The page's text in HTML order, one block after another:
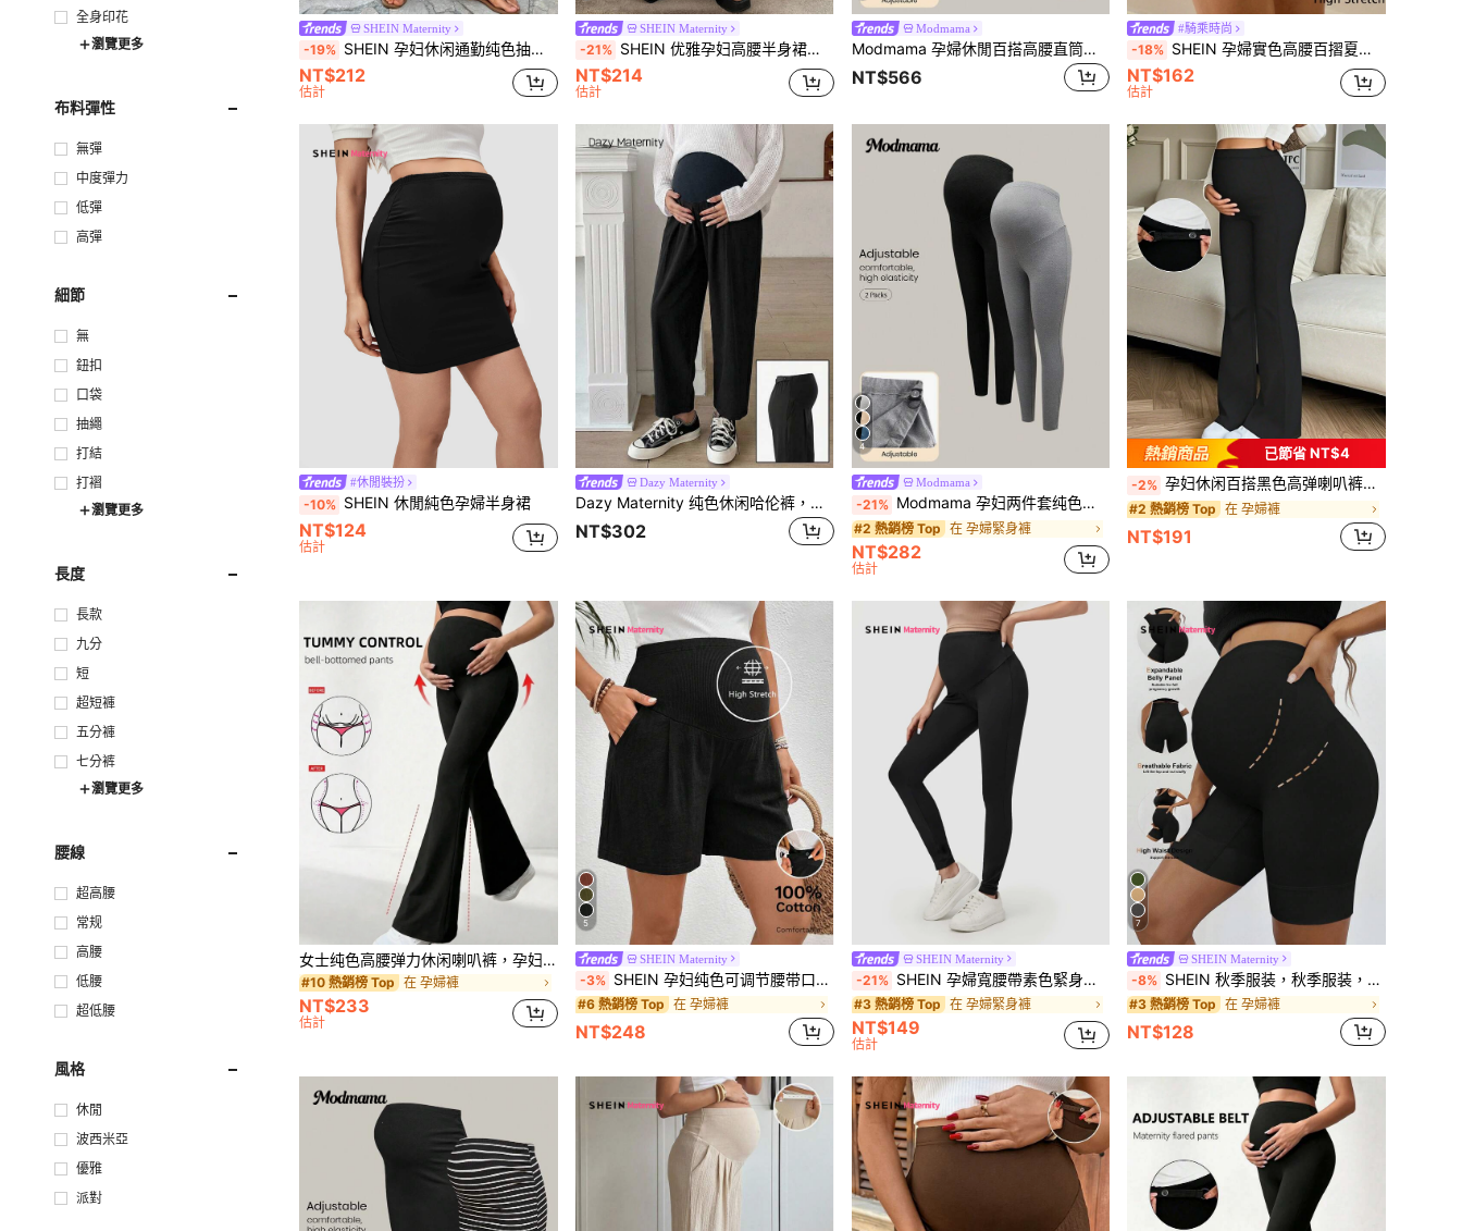
全身印花
瀏覽更多
布料彈性
無彈
中度彈力
低彈
高彈
細節
無
鈕扣
口袋
抽繩
打結
打褶
瀏覽更多
長度
長款
九分
短
超短褲
五分褲
七分裤
瀏覽更多
腰線
超高腰
常规
高腰
低腰
超低腰
風格
休閒
波西米亞
優雅
派對
SHEIN Maternity
-19% SHEIN 孕妇休闲通勤纯色抽绳裤
NT$212
估計
SHEIN Maternity
-21% SHEIN 优雅孕妇高腰半身裙，纯色
NT$214
估計
Modmama
Modmama 孕婦休閒百搭高腰直筒長褲
NT$566
#騎乘時尚
-18% SHEIN 孕婦實色高腰百摺夏季休閒短褲
NT$162
估計
#休閒裝扮
-10% SHEIN 休閒純色孕婦半身裙
NT$124
估計
Dazy Maternity
Dazy Maternity 纯色休闲哈伦裤，宽松可调节腰围百搭孕妇裤
NT$302
4
Modmama
-21% Modmama 孕妇两件套纯色弹力腰带打底裤
#2 熱銷榜 Top 在 孕婦緊身褲
NT$282
估計
已節省 NT$4
-2% 孕妇休闲百搭黑色高弹喇叭裤，腰部可调节孕妇裤
#2 熱銷榜 Top 在 孕婦褲
NT$191
女士纯色高腰弹力休闲喇叭裤，孕妇裤，黑色春季款
#10 熱銷榜 Top 在 孕婦褲
NT$233
估計
5
SHEIN Maternity
-3% SHEIN 孕妇纯色可调节腰带口袋休闲短裤
#6 熱銷榜 Top 在 孕婦褲
NT$248
SHEIN Maternity
-21% SHEIN 孕婦寬腰帶素色緊身打底褲
#3 熱銷榜 Top 在 孕婦緊身褲
NT$149
估計
7
SHEIN Maternity
-8% SHEIN 秋季服装，秋季服装，孕妇装 秋季服装 孕妇装 优质孕妇塑身衣，高腰中大腿孕妇内衣 防止擦伤 柔软腹部支撑 孕妇骑行短裤 孕妇短裤 孕妇骑行短裤 高腰孕妇短裤 孕妇压缩短裤
#3 熱銷榜 Top 在 孕婦褲
NT$128